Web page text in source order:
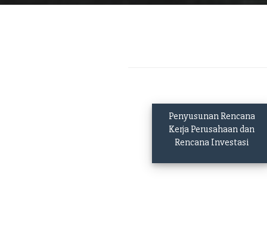
Penyusunan Rencana
Kerja Perusahaan dan
Rencana Investasi